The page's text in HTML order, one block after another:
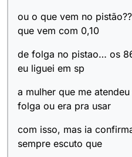
ou o que vem no
que vem com 0,10
de folga no pistao… os
eu liguei em sp
a mulher que me
folga ou era pra usar
com isso, mas ia
sempre escuto que